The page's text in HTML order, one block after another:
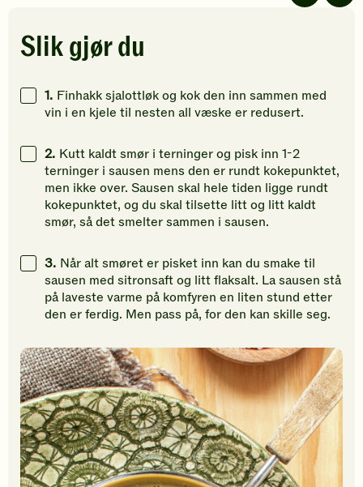
Klikk
for
gi
din
vurdering.
din
vurdering.
din
Slik gjør du
1. Finhakk sjalottløk og kok den inn sammen med
vin i en kjele til nesten all væske er redusert.
2. Kutt kaldt smør i terninger og pisk inn 1-2
terninger i sausen mens den er rundt kokepunktet,
men ikke over. Sausen skal hele tiden ligge rundt
kokepunktet, og du skal tilsette litt og litt kaldt
smør, så det smelter sammen i sausen.
3. Når alt smøret er pisket inn kan du smake til
sausen med sitronsaft og litt flaksalt. La sausen stå
på laveste varme på komfyren en liten stund etter
den er ferdig. Men pass på, for den kan skille seg.